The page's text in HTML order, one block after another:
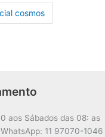
cosmos
aos Sábados das 08: as
11 97070-1046